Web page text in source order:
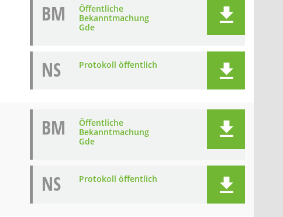
BM
Öffentliche
Bekanntmachung
Gde
NS Protokoll öffentlich
BM
Öffentliche
Bekanntmachung
Gde
NS Protokoll öffentlich